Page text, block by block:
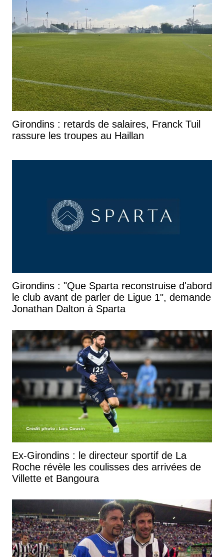
Girondins : retards de salaires, Franck Tuil
rassure les troupes au Haillan
Girondins : "Que Sparta reconstruise d'abord
le club avant de parler de Ligue 1", demande
Jonathan Dalton à Sparta
Ex-Girondins : le directeur sportif de La
Roche révèle les coulisses des arrivées de
Villette et Bangoura